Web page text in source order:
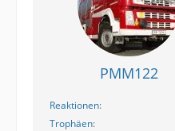
PMM122
Reaktionen
Trophäen